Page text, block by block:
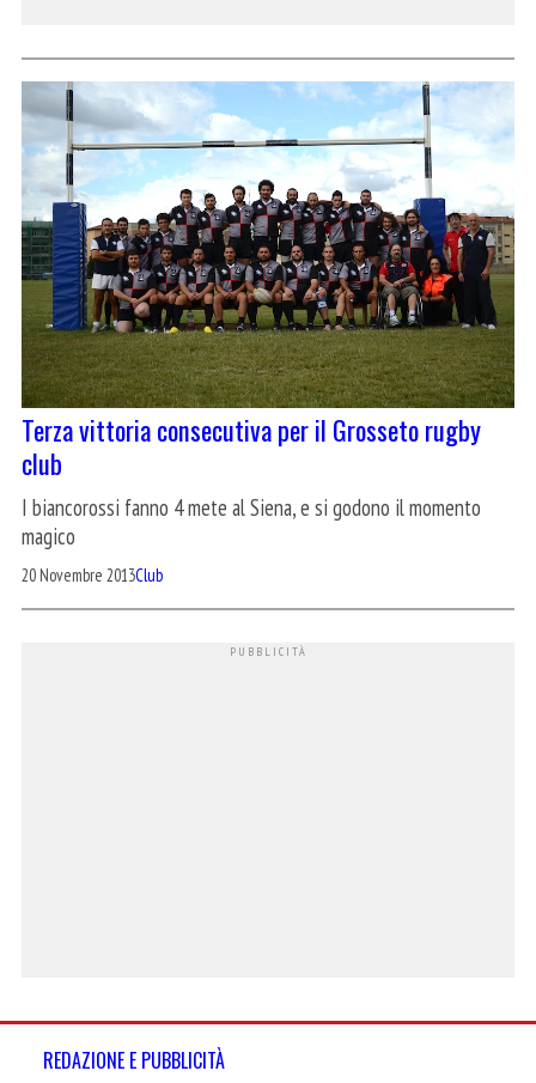
Terza vittoria consecutiva per il Grosseto rugby
club
I biancorossi fanno 4 mete al Siena, e si godono il momento
magico
20 Novembre 2013Club
REDAZIONE E PUBBLICITÀ